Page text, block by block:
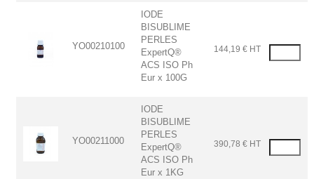
YO00210100
IODE
BISUBLIME
PERLES
ExpertQ®
ACS ISO Ph
Eur x 100G
144,19 € HT
YO00211000
IODE
BISUBLIME
PERLES
ExpertQ®
ACS ISO Ph
Eur x 1KG
390,78 € HT